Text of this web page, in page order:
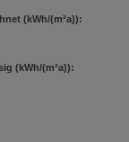
(kWh/(m²a)):
(kWh/(m²a)):